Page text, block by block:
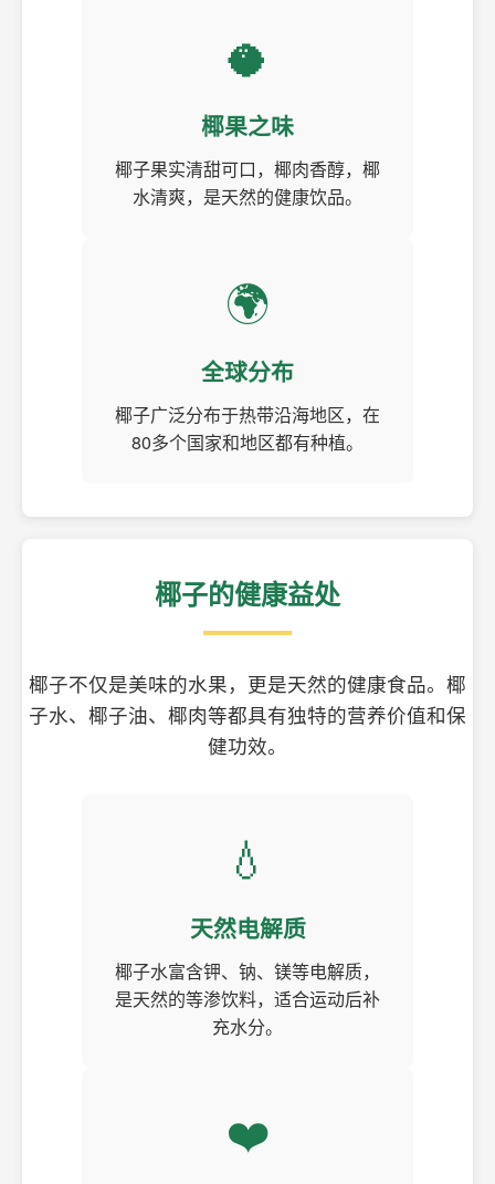
🥥
椰果之味
椰子果实清甜可口，椰肉香醇，椰
水清爽，是天然的健康饮品。
🌍
全球分布
椰子广泛分布于热带沿海地区，在
80多个国家和地区都有种植。
椰子的健康益处
椰子不仅是美味的水果，更是天然的健康食品。椰
子水、椰子油、椰肉等都具有独特的营养价值和保
健功效。
💧
天然电解质
椰子水富含钾、钠、镁等电解质，
是天然的等渗饮料，适合运动后补
充水分。
❤️